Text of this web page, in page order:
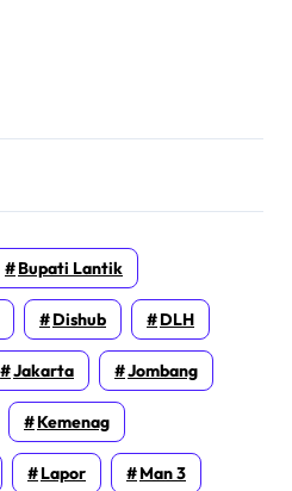
Bupati Lantik
Dishub DLH
Jakarta Jombang
Kemenag
Lapor Man 3